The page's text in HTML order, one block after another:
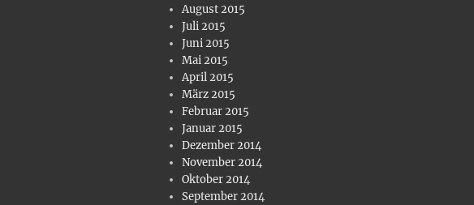
August 2015
Juli 2015
Juni 2015
Mai 2015
April 2015
März 2015
Februar 2015
Januar 2015
Dezember 2014
November 2014
Oktober 2014
September 2014